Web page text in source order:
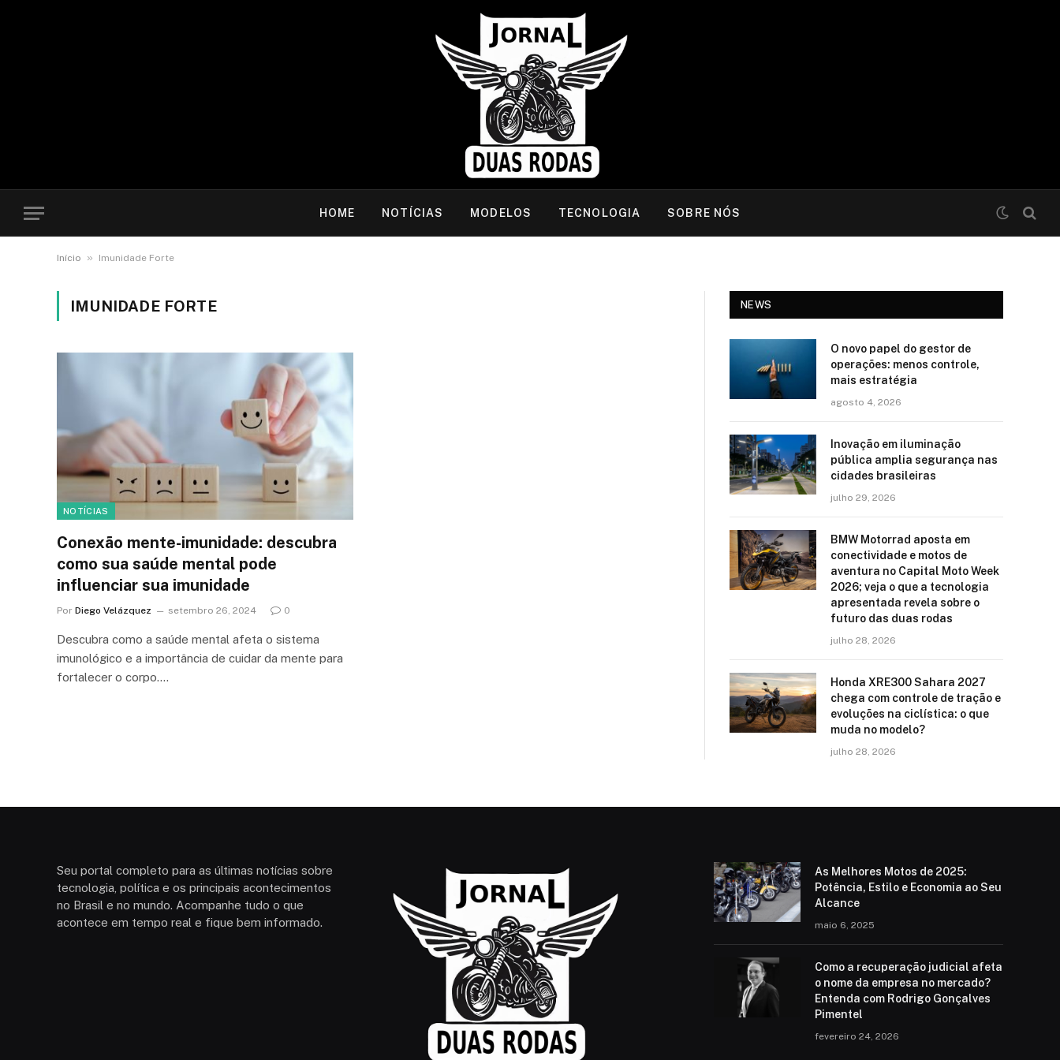
HOME NOTÍCIAS MODELOS TECNOLOGIA SOBRE NÓS
Início » Imunidade Forte
IMUNIDADE FORTE
NOTÍCIAS
Conexão mente-imunidade: descubra
como sua saúde mental pode
influenciar sua imunidade
Por Diego Velázquez setembro 26, 2024 0
Descubra como a saúde mental afeta o sistema
imunológico e a importância de cuidar da mente para
fortalecer o corpo.…
NEWS
O novo papel do gestor de
operações: menos controle,
mais estratégia
agosto 4, 2026
Inovação em iluminação
pública amplia segurança nas
cidades brasileiras
julho 29, 2026
BMW Motorrad aposta em
conectividade e motos de
aventura no Capital Moto Week
2026; veja o que a tecnologia
apresentada revela sobre o
futuro das duas rodas
julho 28, 2026
Honda XRE300 Sahara 2027
chega com controle de tração e
evoluções na ciclística: o que
muda no modelo?
julho 28, 2026
Seu portal completo para as últimas notícias sobre
tecnologia, política e os principais acontecimentos
no Brasil e no mundo. Acompanhe tudo o que
acontece em tempo real e fique bem informado.
As Melhores Motos de 2025:
Potência, Estilo e Economia ao Seu
Alcance
maio 6, 2025
Como a recuperação judicial afeta
o nome da empresa no mercado?
Entenda com Rodrigo Gonçalves
Pimentel
fevereiro 24, 2026